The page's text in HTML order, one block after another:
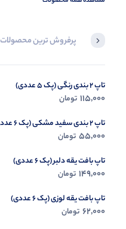
پرفروش ترین محصولات
تاپ 2 بندی رنگی (پک 5 عددی)
115,000 تومان
تاپ 2 بندی سفید مشکی (پک 6 عددی)
55,000 تومان
تاپ بافت یقه دلبر (پک 6 عددی)
149,000 تومان
تاپ بافت یقه لوزی (پک 6 عددی)
62,000 تومان
ست بلوز و شلوار تدی (پک 6 عددی)
216,000 تومان